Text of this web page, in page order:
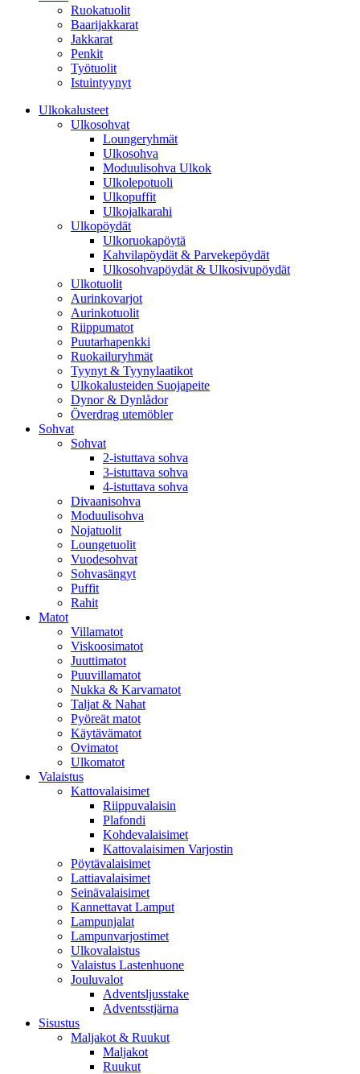
Ruokatuolit
Baarijakkarat
Jakkarat
Penkit
Työtuolit
Istuintyynyt
Ulkokalusteet
Ulkosohvat
Loungeryhmät
Ulkosohva
Moduulisohva Ulkok
Ulkolepotuoli
Ulkopuffit
Ulkojalkarahi
Ulkopöydät
Ulkoruokapöytä
Kahvilapöydät & Parvekepöydät
Ulkosohvapöydät & Ulkosivupöydät
Ulkotuolit
Aurinkovarjot
Aurinkotuolit
Riippumatot
Puutarhapenkki
Ruokailuryhmät
Tyynyt & Tyynylaatikot
Ulkokalusteiden Suojapeite
Dynor & Dynlådor
Överdrag utemöbler
Sohvat
Sohvat
2-istuttava sohva
3-istuttava sohva
4-istuttava sohva
Divaanisohva
Moduulisohva
Nojatuolit
Loungetuolit
Vuodesohvat
Sohvasängyt
Puffit
Rahit
Matot
Villamatot
Viskoosimatot
Juuttimatot
Puuvillamatot
Nukka & Karvamatot
Taljat & Nahat
Pyöreät matot
Käytävämatot
Ovimatot
Ulkomatot
Valaistus
Kattovalaisimet
Riippuvalaisin
Plafondi
Kohdevalaisimet
Kattovalaisimen Varjostin
Pöytävalaisimet
Lattiavalaisimet
Seinävalaisimet
Kannettavat Lamput
Lampunjalat
Lampunvarjostimet
Ulkovalaistus
Valaistus Lastenhuone
Jouluvalot
Adventsljusstake
Adventsstjärna
Sisustus
Maljakot & Ruukut
Maljakot
Ruukut